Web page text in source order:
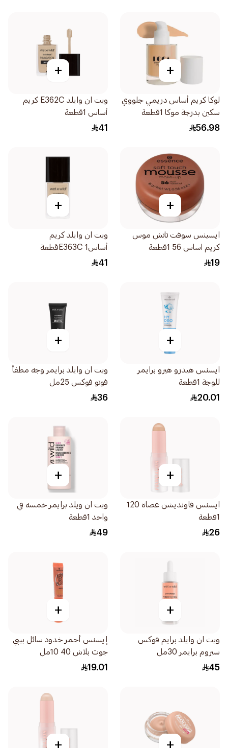
+
لوكا كريم أساس دريمي جلووي
سكين بدرجة موكا 1قطعة
56.98
+
ويت ان وايلد E362C كريم
أساس 1قطعة
41
+
ايسينس سوفت تاتش موس
كريم اساس 56 1قطعة
19
+
ويت ان وايلد كريم
أساسE363C 1قطعة
41
+
ايسنس هيدرو هيرو برايمر
للوجة 1قطعة
20.01
+
ويت ان وايلد برايمر وجه مطفأ
فوتو فوكس 25مل
36
+
ايسنس فاونديشن عصاة 120
1قطعة
26
+
ويت ان ويلد برايمر خمسه في
واحد 1قطعة
49
+
ويت ان وايلد برايم فوكس
سيروم برايمر 30مل
45
+
إيسنس أحمر خدود سائل بيبي
جوت بلاش 40 10مل
19.01
+
+